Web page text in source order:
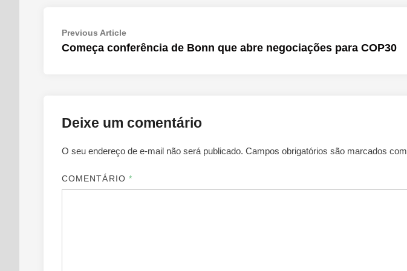
Navegação
de
Previous ArticlePrevious
article:
Começa conferência de Bonn que abre negociações para COP30
Deixe um comentário
O seu endereço de e-mail não será publicado. Campos obrigatórios são marcados com
COMENTÁRIO *